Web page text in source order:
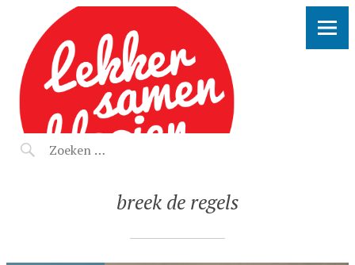
LEKKER SAMEN KLOOIEN
breek de regels